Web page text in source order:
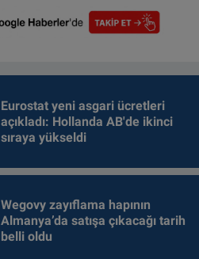
Eurostat yeni asgari ücretleri
açıkladı: Hollanda AB'de ikinci
sıraya yükseldi
Wegovy zayıflama hapının
Almanya’da satışa çıkacağı tarih
belli oldu